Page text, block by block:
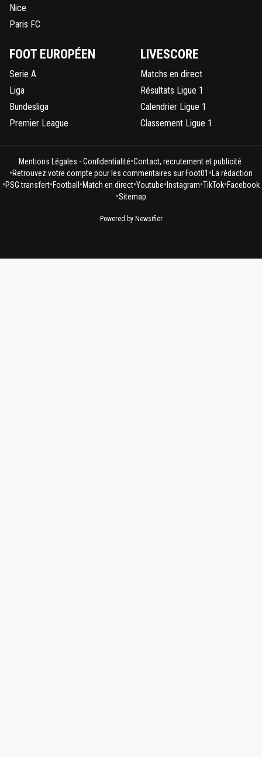
Nice
Paris FC
FOOT EUROPÉEN
Serie A
Liga
Bundesliga
Premier League
LIVESCORE
Matchs en direct
Résultats Ligue 1
Calendrier Ligue 1
Classement Ligue 1
Mentions Légales - Confidentialité•Contact, recrutement et publicité
•Retrouvez votre compte pour les commentaires sur Foot01 • La rédaction
•PSG transfert•Football •Match en direct•Youtube• Instagram•TikTok•Facebook
•Sitemap
Powered by Newsifier